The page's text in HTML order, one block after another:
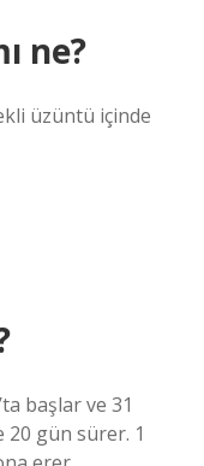
ne?
üzüntü içinde
başlar ve 31
20 gün sürer. 1